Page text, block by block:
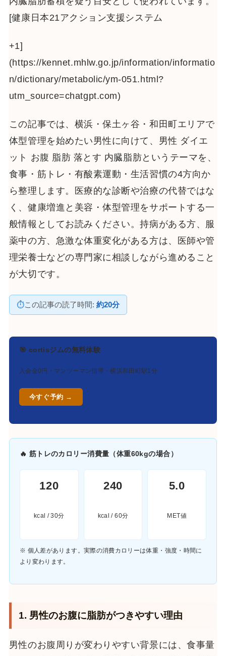
[健康日本21アクション支援システム
+1]
(https://kennet.mhlw.go.jp/information/informatio
n/dictionary/metabolic/ym-051.html?
utm_source=chatgpt.com)
この記事では、横浜・保土ヶ谷・和田町エリアで
体型管理を始めたい男性に向けて、男性 ダイエ
ット お腹 脂肪 落とす 内臓脂肪というテーマを、
食事・筋トレ・有酸素運動・生活習慣の4方向か
ら整理します。医療的な診断や治療の代替ではな
く、健康増進と美容・体型管理をサポートする一
般情報としてお読みください。持病がある方、服
薬中の方、急激な体重変化がある方は、医師や管
理栄養士などの専門家に相談しながら進めること
が大切です。
⏱この記事の読了時間: 約20分
🎯 cortisジムの無料体験
入会金0円・マンツーマン指導・横浜和田町駅1分
今すぐ予約 →
🔥 筋トレのカロリー消費量（体重60kgの場合）
120
kcal / 30分
240
kcal / 60分
5.0
MET値
※ 個人差があります。実際の消費カロリーは体重・強度・時間に
より変わります。
1. 男性のお腹に脂肪がつきやすい理由
男性のお腹周りが変わりやすい背景には、食事量